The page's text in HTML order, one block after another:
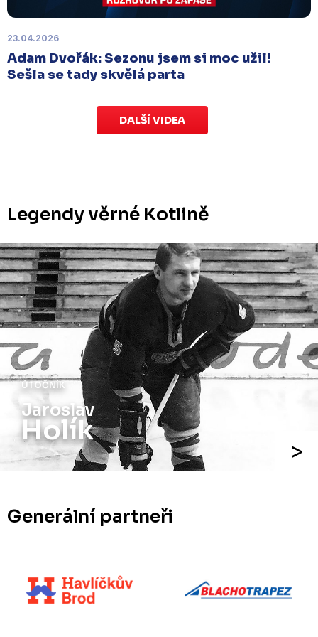
termínu, Bruslaři se s Ústím nad Labem utkají doma
v Kotlině ve středu 26. listopadu od 18:00
23.04.2026
Adam Dvořák: Sezonu jsem si moc užil!
Sešla se tady skvělá parta
DALŠÍ VIDEA
Legendy věrné Kotlině
ÚTOČNÍK
Jaroslav
Holík
Generální partneři